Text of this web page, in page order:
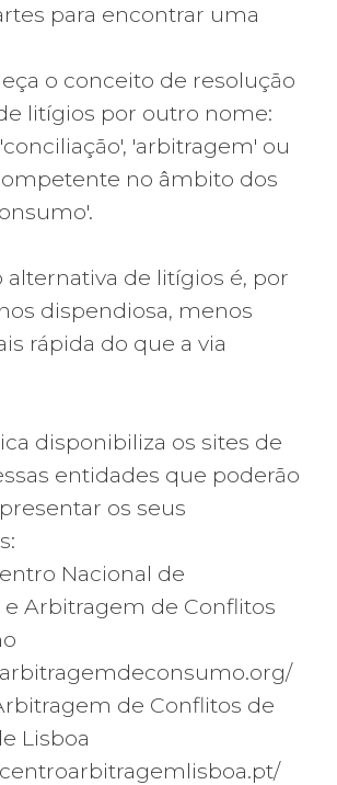
para encontrar uma
o conceito de resolução
litígios por outro nome:
'arbitragem' ou
no âmbito dos
alternativa de litígios é, por
dispendiosa, menos
rápida do que a via
disponibiliza os sites de
entidades que poderão
os seus
Nacional de
Arbitragem de Conflitos
de Conflitos de
Lisboa